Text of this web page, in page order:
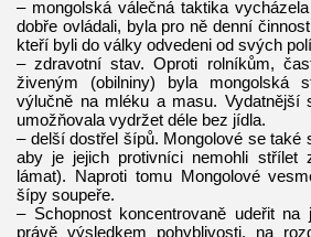
– mongolská válečná taktika
dobře ovládali, byla pro ně denní
kteří byli do války odvedeni od svých
– zdravotní stav. Oproti rolníkům,
živeným (obilniny) byla mongolská
výlučně na mléku a masu. Vydatnější
umožňovala vydržet déle bez jídla.
– delší dostřel šípů. Mongolové se také
aby je jejich protivníci nemohli střílet
lámat). Naproti tomu Mongolové
šípy soupeře.
– Schopnost koncentrovaně udeřit na
právě výsledkem pohyblivosti, na